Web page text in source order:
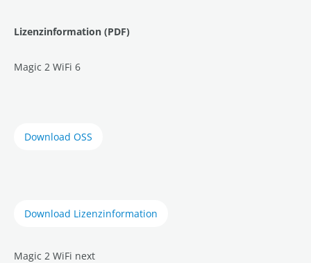
Lizenzinformation (PDF)
Magic 2 WiFi 6
Download OSS
Download Lizenzinformation
Magic 2 WiFi next